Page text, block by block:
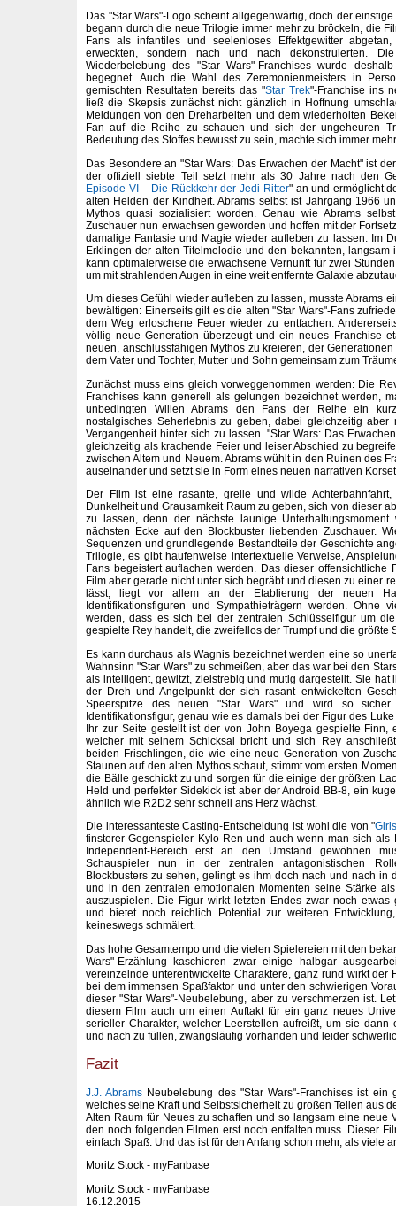
Das "Star Wars"-Logo scheint allgegenwärtig, doch der
begann durch die neue Trilogie immer mehr zu bröckeln, die
Fans als infantiles und seelenloses Effektgewitter
erweckten, sondern nach und nach dekonstruierten.
Wiederbelebung des "Star Wars"-Franchises wurde
begegnet. Auch die Wahl des Zeremonienmeisters in
gemischten Resultaten bereits das "Star Trek"-Franchise ins
ließ die Skepsis zunächst nicht gänzlich in Hoffnung
Meldungen von den Dreharbeiten und dem wiederholten
Fan auf die Reihe zu schauen und sich der ungeheuren
Bedeutung des Stoffes bewusst zu sein, machte sich immer
Das Besondere an "Star Wars: Das Erwachen der Macht" ist
der offiziell siebte Teil setzt mehr als 30 Jahre nach den
Episode VI – Die Rückkehr der Jedi-Ritter" an und ermöglicht
alten Helden der Kindheit. Abrams selbst ist Jahrgang 1966
Mythos quasi sozialisiert worden. Genau wie Abrams
Zuschauer nun erwachsen geworden und hoffen mit der
damalige Fantasie und Magie wieder aufleben zu lassen. Im
Erklingen der alten Titelmelodie und den bekannten, langsam
kann optimalerweise die erwachsene Vernunft für zwei
um mit strahlenden Augen in eine weit entfernte Galaxie
Um dieses Gefühl wieder aufleben zu lassen, musste Abrams
bewältigen: Einerseits gilt es die alten "Star Wars"-Fans
dem Weg erloschene Feuer wieder zu entfachen.
völlig neue Generation überzeugt und ein neues Franchise
neuen, anschlussfähigen Mythos zu kreieren, der
dem Vater und Tochter, Mutter und Sohn gemeinsam zum
Zunächst muss eins gleich vorweggenommen werden: Die
Franchises kann generell als gelungen bezeichnet werden,
unbedingten Willen Abrams den Fans der Reihe ein
nostalgisches Seherlebnis zu geben, dabei gleichzeitig
Vergangenheit hinter sich zu lassen. "Star Wars: Das
gleichzeitig als krachende Feier und leiser Abschied zu
zwischen Altem und Neuem. Abrams wühlt in den Ruinen des
auseinander und setzt sie in Form eines neuen narrativen
Der Film ist eine rasante, grelle und wilde
Dunkelheit und Grausamkeit Raum zu geben, sich von dieser
zu lassen, denn der nächste launige
nächsten Ecke auf den Blockbuster liebenden Zuschauer.
Sequenzen und grundlegende Bestandteile der Geschichte
Trilogie, es gibt haufenweise intertextuelle Verweise,
Fans begeistert auflachen werden. Das dieser offensichtliche
Film aber gerade nicht unter sich begräbt und diesen zu einer
lässt, liegt vor allem an der Etablierung der neuen
Identifikationsfiguren und Sympathieträgern werden. Ohne
werden, dass es sich bei der zentralen Schlüsselfigur um
gespielte Rey handelt, die zweifellos der Trumpf und die größte
Es kann durchaus als Wagnis bezeichnet werden eine so
Wahnsinn "Star Wars" zu schmeißen, aber das war bei den
als intelligent, gewitzt, zielstrebig und mutig dargestellt. Sie hat
der Dreh und Angelpunkt der sich rasant entwickelten
Speerspitze des neuen "Star Wars" und wird so
Identifikationsfigur, genau wie es damals bei der Figur des
Ihr zur Seite gestellt ist der von John Boyega gespielte Finn,
welcher mit seinem Schicksal bricht und sich Rey
beiden Frischlingen, die wie eine neue Generation von
Staunen auf den alten Mythos schaut, stimmt vom ersten
die Bälle geschickt zu und sorgen für die einige der größten
Held und perfekter Sidekick ist aber der Android BB-8, ein
ähnlich wie R2D2 sehr schnell ans Herz wächst.
Die interessanteste Casting-Entscheidung ist wohl die von "
finsterer Gegenspieler Kylo Ren und auch wenn man sich als
Independent-Bereich erst an den Umstand gewöhnen
Schauspieler nun in der zentralen antagonistischen
Blockbusters zu sehen, gelingt es ihm doch nach und nach in
und in den zentralen emotionalen Momenten seine Stärke
auszuspielen. Die Figur wirkt letzten Endes zwar noch etwas
und bietet noch reichlich Potential zur weiteren
keineswegs schmälert.
Das hohe Gesamtempo und die vielen Spielereien mit den
Wars"-Erzählung kaschieren zwar einige halbgar
vereinzelnde unterentwickelte Charaktere, ganz rund wirkt der
bei dem immensen Spaßfaktor und unter den schwierigen
dieser "Star Wars"-Neubelebung, aber zu verschmerzen ist.
diesem Film auch um einen Auftakt für ein ganz neues
serieller Charakter, welcher Leerstellen aufreißt, um sie dann
und nach zu füllen, zwangsläufig vorhanden und leider
Fazit
J.J. Abrams Neubelebung des "Star Wars"-Franchises ist ein
welches seine Kraft und Selbstsicherheit zu großen Teilen aus
Alten Raum für Neues zu schaffen und so langsam eine neue
den noch folgenden Filmen erst noch entfalten muss. Dieser
einfach Spaß. Und das ist für den Anfang schon mehr, als viele
Moritz Stock - myFanbase
Moritz Stock - myFanbase
16.12.2015